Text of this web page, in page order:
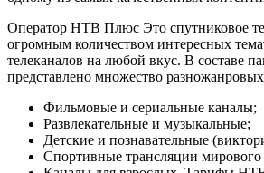
Оператор НТВ Плюс Это спутниковое
огромным количеством интересных
телеканалов на любой вкус. В составе
представлено множество
Фильмовые и сериальные каналы;
Развлекательные и музыкальные;
Детские и познавательные
Спортивные трансляции мирового